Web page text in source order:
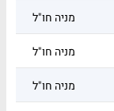
מניה חו"ל
מניה חו"ל
מניה חו"ל